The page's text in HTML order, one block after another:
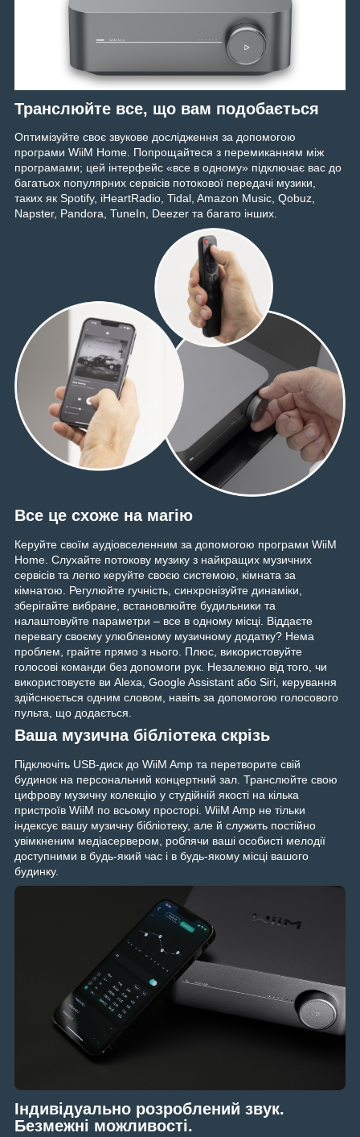
Транслюйте все, що вам подобається
Оптимізуйте своє звукове дослідження за допомогою
програми WiiM Home. Попрощайтеся з перемиканням між
програмами; цей інтерфейс «все в одному» підключає вас до
багатьох популярних сервісів потокової передачі музики,
таких як Spotify, iHeartRadio, Tidal, Amazon Music, Qobuz,
Napster, Pandora, TuneIn, Deezer та багато інших.
Все це схоже на магію
Керуйте своїм аудіовселенним за допомогою програми WiiM
Home. Слухайте потокову музику з найкращих музичних
сервісів та легко керуйте своєю системою, кімната за
кімнатою. Регулюйте гучність, синхронізуйте динаміки,
зберігайте вибране, встановлюйте будильники та
налаштовуйте параметри – все в одному місці. Віддаєте
перевагу своєму улюбленому музичному додатку? Нема
проблем, грайте прямо з нього. Плюс, використовуйте
голосові команди без допомоги рук. Незалежно від того, чи
використовуєте ви Alexa, Google Assistant або Siri, керування
здійснюється одним словом, навіть за допомогою голосового
пульта, що додається.
Ваша музична бібліотека скрізь
Підключіть USB-диск до WiiM Amp та перетворите свій
будинок на персональний концертний зал. Транслюйте свою
цифрову музичну колекцію у студійній якості на кілька
пристроїв WiiM по всьому просторі. WiiM Amp не тільки
індексує вашу музичну бібліотеку, але й служить постійно
увімкненим медіасервером, роблячи ваші особисті мелодії
доступними в будь-який час і в будь-якому місці вашого
будинку.
Індивідуально розроблений звук.
Безмежні можливості.